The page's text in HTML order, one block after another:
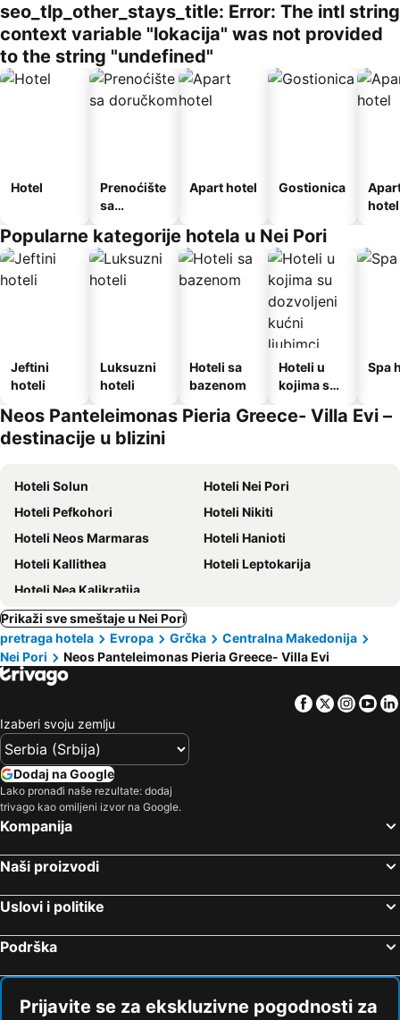
seo_tlp_other_stays_title: Error: The intl string
context variable "lokacija" was not provided
to the string "undefined"
Hotel
Prenoćište
sa
Apart hotel Gostionica
hotel
Popularne kategorije hotela u Nei Pori
Jeftini
hoteli
Luksuzni
hoteli
Hoteli sa
bazenom
Hoteli u
kojima su
kućni
Spa
Neos Panteleimonas Pieria Greece- Villa Evi –
destinacije u blizini
Hoteli Solun
Hoteli Nei Pori
Hoteli Pefkohori
Hoteli Nikiti
Hoteli Neos Marmaras
Hoteli Hanioti
Hoteli Kallithea
Hoteli Leptokarija
Hoteli Nea Kalikratija
Prikaži sve smeštaje u Nei Pori
pretraga hotela
Evropa Grčka
Centralna Makedonija
Nei Pori
Neos Panteleimonas Pieria Greece- Villa Evi
Facebook
Twitter
Izaberi svoju zemlju
Dodaj na Google
Lako pronađi naše rezultate: dodaj
trivago kao omiljeni izvor na Google.
Kompanija
Naši proizvodi
Uslovi i politike
Podrška
Prijavite se za ekskluzivne pogodnosti za